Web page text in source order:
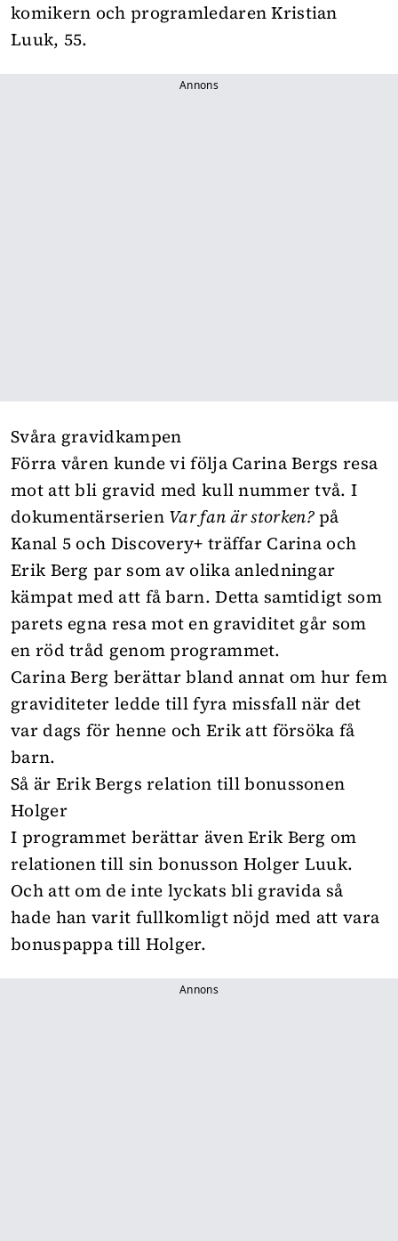
komikern och programledaren Kristian
Luuk, 55.
Annons
Svåra gravidkampen
Förra våren kunde vi följa Carina Bergs resa
mot att bli gravid med kull nummer två. I
dokumentärserien Var fan är storken?på
Kanal 5 och Discovery+ träffar Carina och
Erik Berg par som av olika anledningar
kämpat med att få barn. Detta samtidigt som
parets egna resa mot en graviditet går som
en röd tråd genom programmet.
Carina Berg berättar bland annat om hur fem
graviditeter ledde till fyra missfall när det
var dags för henne och Erik att försöka få
barn.
Så är Erik Bergs relation till bonussonen
Holger
I programmet berättar även Erik Berg om
relationen till sin bonusson Holger Luuk.
Och att om de inte lyckats bli gravida så
hade han varit fullkomligt nöjd med att vara
bonuspappa till Holger.
Annons